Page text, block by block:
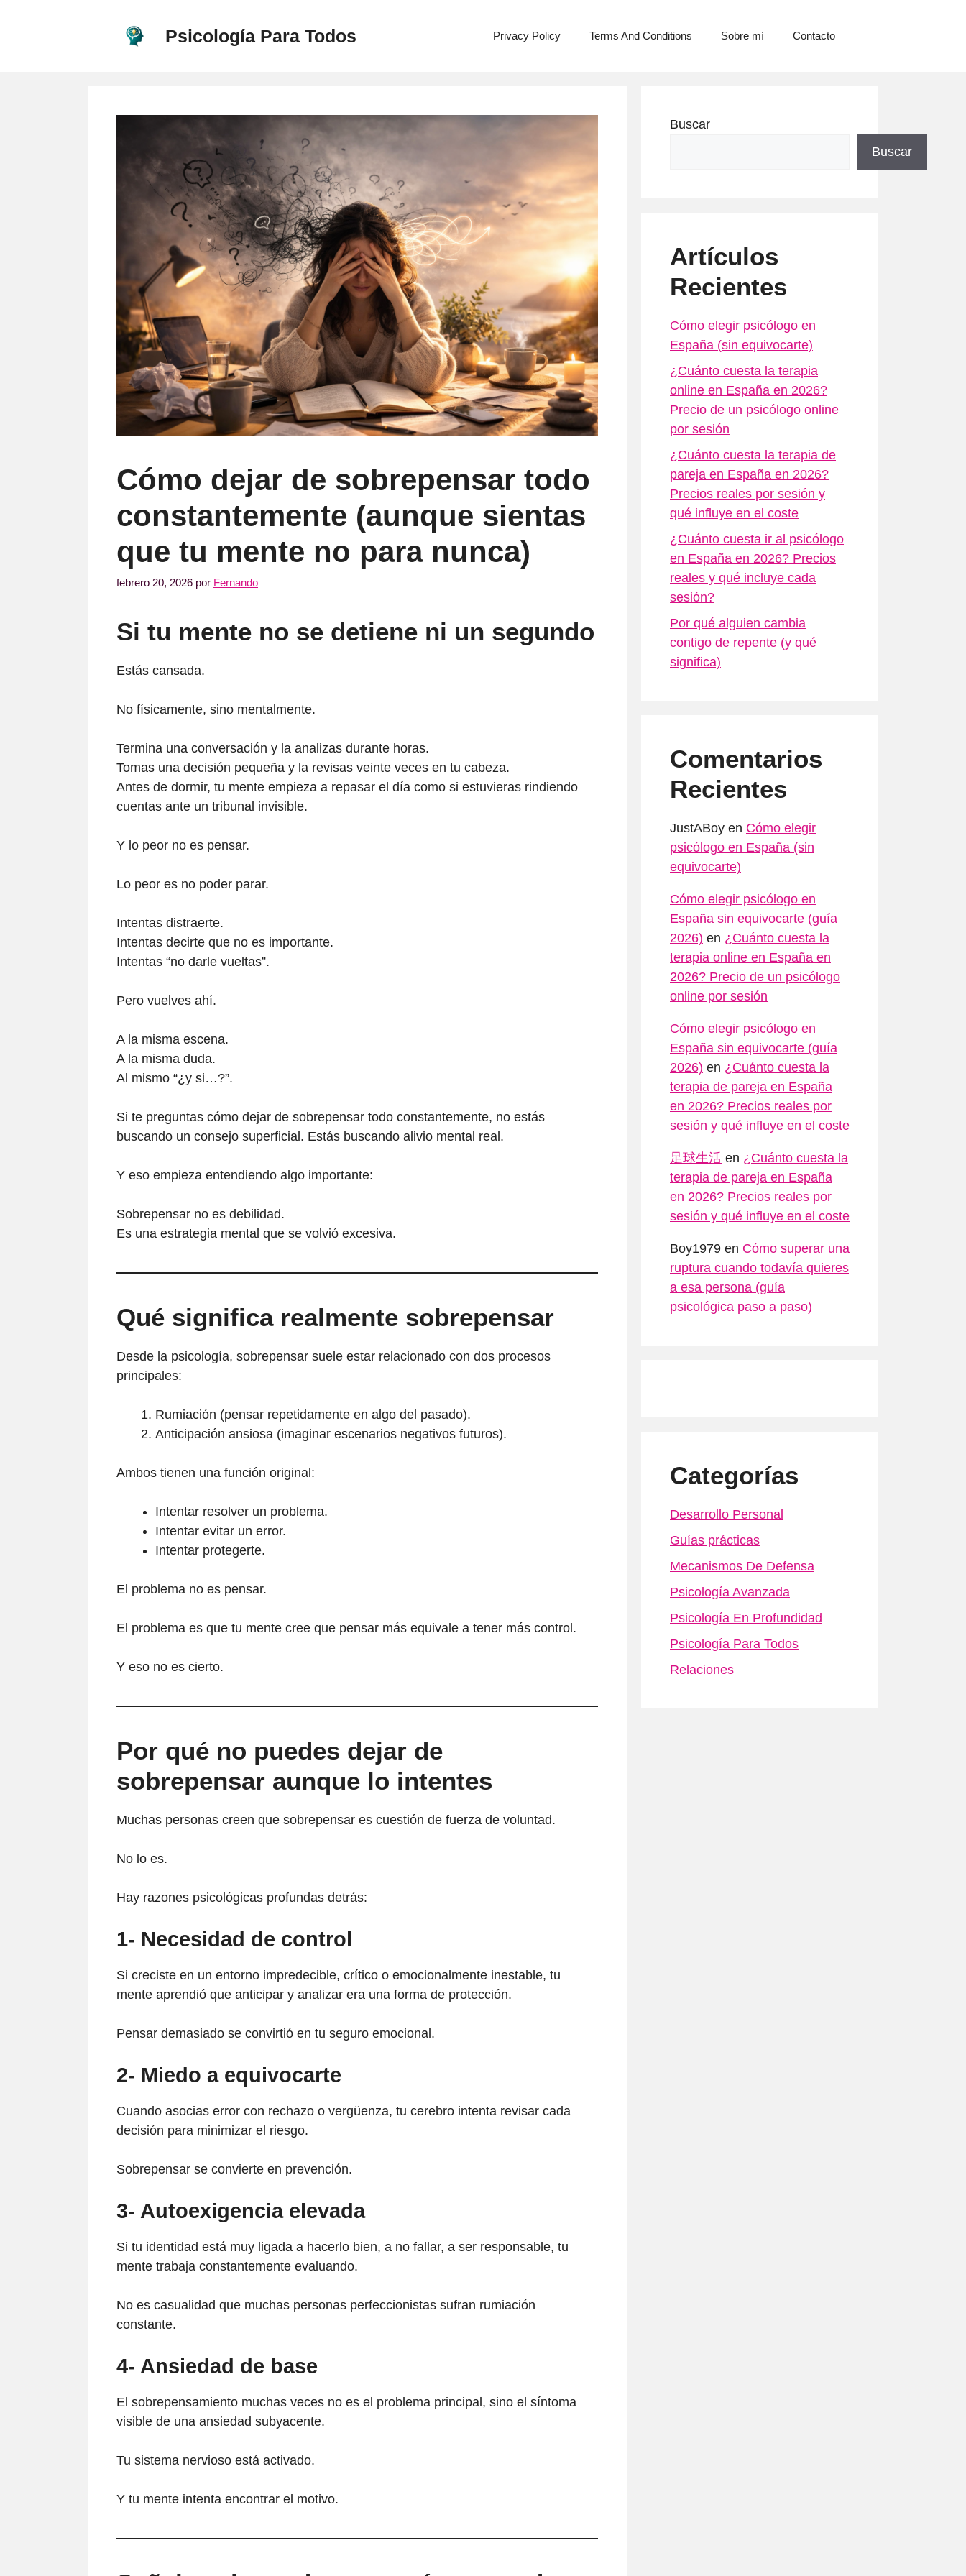
Psicología Para Todos Privacy Policy Terms And Conditions Sobre mí Contacto
Cómo dejar de sobrepensar todo
constantemente (aunque sientas
que tu mente no para nunca)
febrero 20, 2026 por Fernando
Si tu mente no se detiene ni un segundo
Estás cansada.
No físicamente, sino mentalmente.
Termina una conversación y la analizas durante horas.
Tomas una decisión pequeña y la revisas veinte veces en tu cabeza.
Antes de dormir, tu mente empieza a repasar el día como si estuvieras rindiendo
cuentas ante un tribunal invisible.
Y lo peor no es pensar.
Lo peor es no poder parar.
Intentas distraerte.
Intentas decirte que no es importante.
Intentas “no darle vueltas”.
Pero vuelves ahí.
A la misma escena.
A la misma duda.
Al mismo “¿y si…?”.
Si te preguntas cómo dejar de sobrepensar todo constantemente, no estás
buscando un consejo superficial. Estás buscando alivio mental real.
Y eso empieza entendiendo algo importante:
Sobrepensar no es debilidad.
Es una estrategia mental que se volvió excesiva.
Qué significa realmente sobrepensar
Desde la psicología, sobrepensar suele estar relacionado con dos procesos
principales:
Rumiación (pensar repetidamente en algo del pasado).
Anticipación ansiosa (imaginar escenarios negativos futuros).
Ambos tienen una función original:
Intentar resolver un problema.
Intentar evitar un error.
Intentar protegerte.
El problema no es pensar.
El problema es que tu mente cree que pensar más equivale a tener más control.
Y eso no es cierto.
Por qué no puedes dejar de
sobrepensar aunque lo intentes
Muchas personas creen que sobrepensar es cuestión de fuerza de voluntad.
No lo es.
Hay razones psicológicas profundas detrás:
1- Necesidad de control
Si creciste en un entorno impredecible, crítico o emocionalmente inestable, tu
mente aprendió que anticipar y analizar era una forma de protección.
Pensar demasiado se convirtió en tu seguro emocional.
2- Miedo a equivocarte
Cuando asocias error con rechazo o vergüenza, tu cerebro intenta revisar cada
decisión para minimizar el riesgo.
Sobrepensar se convierte en prevención.
3- Autoexigencia elevada
Si tu identidad está muy ligada a hacerlo bien, a no fallar, a ser responsable, tu
mente trabaja constantemente evaluando.
No es casualidad que muchas personas perfeccionistas sufran rumiación
constante.
4- Ansiedad de base
El sobrepensamiento muchas veces no es el problema principal, sino el síntoma
visible de una ansiedad subyacente.
Tu sistema nervioso está activado.
Y tu mente intenta encontrar el motivo.
Buscar
Buscar
Artículos
Recientes
Cómo elegir psicólogo en
España (sin equivocarte)
¿Cuánto cuesta la terapia
online en España en 2026?
Precio de un psicólogo online
por sesión
¿Cuánto cuesta la terapia de
pareja en España en 2026?
Precios reales por sesión y
qué influye en el coste
¿Cuánto cuesta ir al psicólogo
en España en 2026? Precios
reales y qué incluye cada
sesión?
Por qué alguien cambia
contigo de repente (y qué
significa)
Comentarios
Recientes
JustABoy en Cómo elegir
psicólogo en España (sin
equivocarte)
Cómo elegir psicólogo en
España sin equivocarte (guía
2026) en ¿Cuánto cuesta la
terapia online en España en
2026? Precio de un psicólogo
online por sesión
Cómo elegir psicólogo en
España sin equivocarte (guía
2026) en ¿Cuánto cuesta la
terapia de pareja en España
en 2026? Precios reales por
sesión y qué influye en el coste
足球生活 en ¿Cuánto cuesta la
terapia de pareja en España
en 2026? Precios reales por
sesión y qué influye en el coste
Boy1979 en Cómo superar una
ruptura cuando todavía quieres
a esa persona (guía
psicológica paso a paso)
Categorías
Desarrollo Personal
Guías prácticas
Mecanismos De Defensa
Psicología Avanzada
Psicología En Profundidad
Psicología Para Todos
Relaciones